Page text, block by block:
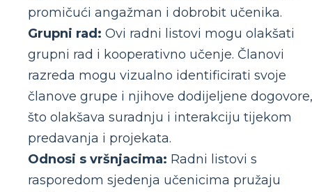
promičući angažman i dobrobit učenika.
Grupni rad: Ovi radni listovi mogu olakšati
grupni rad i kooperativno učenje. Članovi
razreda mogu vizualno identificirati svoje
članove grupe i njihove dodijeljene dogovore,
što olakšava suradnju i interakciju tijekom
predavanja i projekata.
Odnosi s vršnjacima: Radni listovi s
rasporedom sjedenja učenicima pružaju